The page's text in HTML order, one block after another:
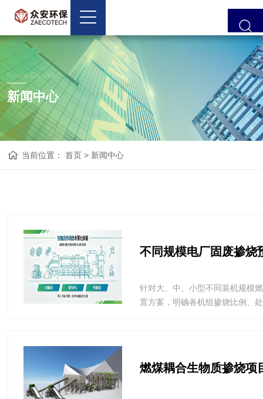
News Center
新闻中心
当前位置：首页 > 新闻中心
不同规模电厂固废掺烧
针对大、中、小型不同装机规模
置方案，明确各机组掺烧比例、
燃煤耦合生物质掺烧项